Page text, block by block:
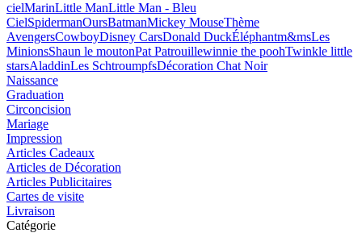
cielMarinLittle ManLittle Man - Bleu
CielSpidermanOursBatmanMickey MouseThème
AvengersCowboyDisney CarsDonald DuckÉléphantm&msLes
MinionsShaun le moutonPat Patrouillewinnie the poohTwinkle little
starsAladdinLes SchtroumpfsDécoration Chat Noir
Naissance
Graduation
Circoncision
Mariage
Impression
Articles Cadeaux
Articles de Décoration
Articles Publicitaires
Cartes de visite
Livraison
Catégorie